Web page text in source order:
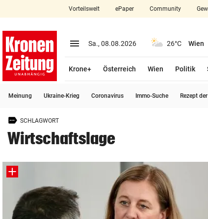
closeSchließen
account_circle Anmelden
arrow_right
bookmark Merkliste
Suchbegriff
eingeben
Vorteilswelt ePaper Community
menu Menü aufklappen
Sa., 08.08.2026 26°C Wien
Krone+ Österreich Wien Politik
Meinung Ukraine-Krieg Coronavirus Immo-Suche Rezept
SCHLAGWORT
Wirtschaftslage